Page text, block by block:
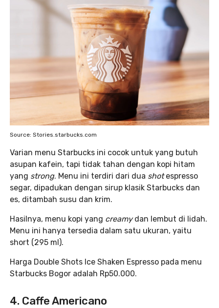
Source: Stories.starbucks.com
Varian menu Starbucks ini cocok untuk yang butuh
asupan kafein, tapi tidak tahan dengan kopi hitam
yang strong. Menu ini terdiri dari dua shotespresso
segar, dipadukan dengan sirup klasik Starbucks dan
es, ditambah susu dan krim.
Hasilnya, menu kopi yang creamydan lembut di lidah.
Menu ini hanya tersedia dalam satu ukuran, yaitu
short (295 ml).
Harga Double Shots Ice Shaken Espresso pada menu
Starbucks Bogor adalah Rp50.000.
4. Caffe Americano